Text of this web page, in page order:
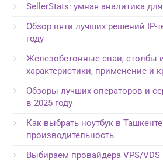
SellerStats: умная аналитика
Обзор пяти лучших решений IP-
году
Железобетонные сваи, столбы
характеристики, применение и
Обзоры лучших операторов и
в 2025 году
Как выбрать ноутбук в
производительность
Выбираем провайдера VPS/VDS